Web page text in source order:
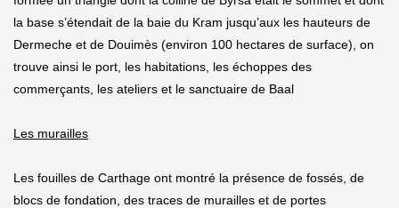
la base s’étendait de la baie du Kram jusqu’aux les hauteurs de
Dermeche et de Douimès (environ 100 hectares de surface), on
trouve ainsi le port, les habitations, les échoppes des
commerçants, les ateliers et le sanctuaire de Baal
Les murailles
Les fouilles de Carthage ont montré la présence de fossés, de
blocs de fondation, des traces de murailles et de portes